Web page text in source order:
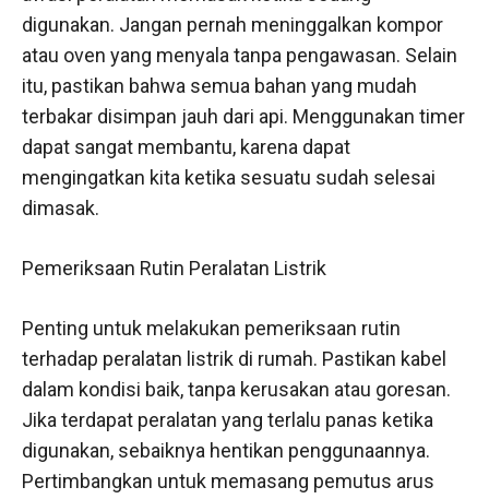
digunakan. Jangan pernah meninggalkan kompor
atau oven yang menyala tanpa pengawasan. Selain
itu, pastikan bahwa semua bahan yang mudah
terbakar disimpan jauh dari api. Menggunakan timer
dapat sangat membantu, karena dapat
mengingatkan kita ketika sesuatu sudah selesai
dimasak.
Pemeriksaan Rutin Peralatan Listrik
Penting untuk melakukan pemeriksaan rutin
terhadap peralatan listrik di rumah. Pastikan kabel
dalam kondisi baik, tanpa kerusakan atau goresan.
Jika terdapat peralatan yang terlalu panas ketika
digunakan, sebaiknya hentikan penggunaannya.
Pertimbangkan untuk memasang pemutus arus